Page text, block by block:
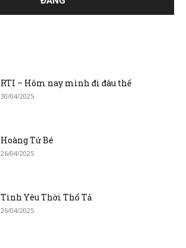
RTI – Hôm nay mình đi đâu thế
30/04/2025
Hoàng Tử Bé
26/04/2025
Tình Yêu Thời Thổ Tả
26/04/2025